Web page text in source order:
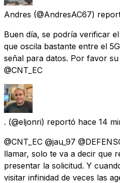
Andres (@AndresAC67)
Buen día, se podría verificar
que oscila bastante entre el
señal para datos. Por favor
@CNT_EC
. (@eljonri) reportó hace 14
@CNT_EC @jau_97
llamar, solo te va a decir que
presentar la solicitud. Y
visitar infinidad de veces las